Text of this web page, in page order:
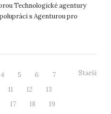
Technologické agentury
s Agenturou pro
4 5 6
7
11 12
13
17 18
19
Starší